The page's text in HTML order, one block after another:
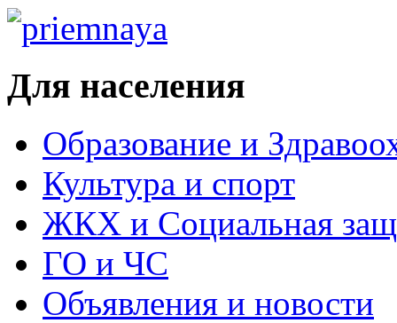
Для населения
Образование и
Культура и спорт
ЖКХ и Социальная
ГО и ЧС
Объявления и новости